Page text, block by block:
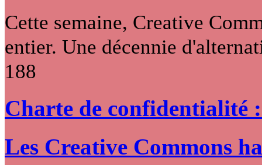
Cette semaine, Creative
entier. Une décennie
188
Charte de confidentialité
Les Creative Commons